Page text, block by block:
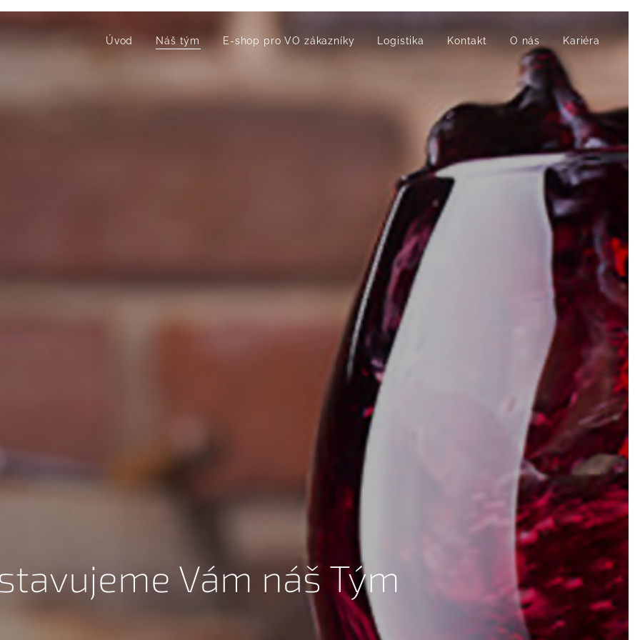
Úvod Náš tým E-shop pro VO zákazníky Logistika Kontakt O nás Kariéra
Vám náš Tým